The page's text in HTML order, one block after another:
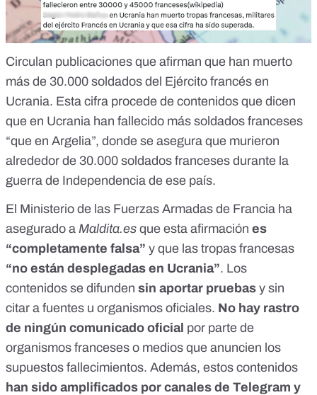
Circulan publicaciones que afirman que han muerto
más de 30.000 soldados del Ejército francés en
Ucrania. Esta cifra procede de contenidos que dicen
que en Ucrania han fallecido más soldados franceses
“que en Argelia”, donde se asegura que murieron
alrededor de 30.000 soldados franceses durante la
guerra de Independencia de ese país.
El Ministerio de las Fuerzas Armadas de Francia ha
asegurado a Maldita.es que esta afirmación es
“completamente falsa” y que las tropas francesas
“no están desplegadas en Ucrania”. Los
contenidos se difunden sin aportar pruebas y sin
citar a fuentes u organismos oficiales. No hay rastro
de ningún comunicado oficial por parte de
organismos franceses o medios que anuncien los
supuestos fallecimientos. Además, estos contenidos
han sido amplificados por canales de Telegram y